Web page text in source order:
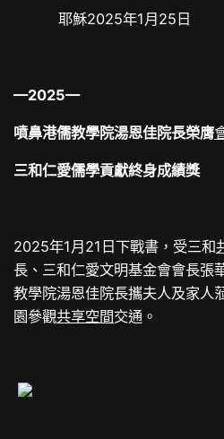
耶穌2025年1月25日
—2025—
噴鼻港儒教學院湯恩佳院長榮膺
三和仁愛儒學貢獻終身成績獎
2025年1月21日下戰書，受三和
長、三和仁愛文明基金會會長張
教學院湯恩佳院長攜夫人及家人
園參觀共享空間交通。